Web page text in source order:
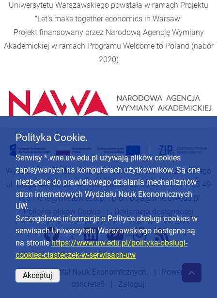
Uniwersytetu Warszawskiego powstała w ramach Projektu
"Let's make together economics in Warsaw"
Projekt finansowany przez Narodową Agencję Wymiany
Akademickiej w ramach Programu Welcome to Poland (nabór
2020)
Wydział Nauk Ekonomicznych Uniwersytetu Warszawskiego
ul. Długa 44/50, 00-241 Warszawa | 22 55 49 126 | 22 55 49
145 |wne@wne.uw.edu.pl|promocja@wne.uw.edu.pl
Polityka plików Cookie| Deklaracja dostępności
Polityka Cookie.
Serwisy *.wne.uw.edu.pl używają plików cookies
zapisywanych na komputerach użytkowników. Są one
niezbędne do prawidłowego działania mechanizmów
stron internetowych Wydziału Nauk Ekonomicznych
UW.
Szczegółowe informacje o Polityce obsługi cookies w
serwisach Uniwersytetu Warszawskiego dostępne są
na stroniehttps://www.uw.edu.pl/polityka-obslugi-
cookies-ciasteczek-w-serwisach-uw
Akceptuj
© 2026Wydział Nauk Ekonomicznych
. | Powered by
concrete5
Zaloguj.